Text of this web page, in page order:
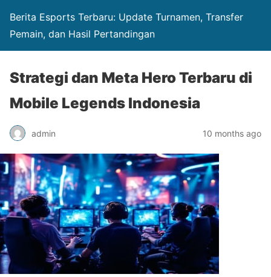
Berita Esports Terbaru: Update Turnamen, Transfer
Pemain, dan Hasil Pertandingan
Strategi dan Meta Hero Terbaru di
Mobile Legends Indonesia
admin 10 months ago